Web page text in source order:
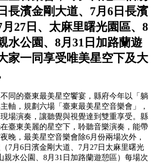
長濱金剛大道、7月6日長濱
27日、太麻里曙光園區、8
水公園、8月31日加路蘭遊
家一同享受唯美星空下及大
同的臺東最美星空饗宴，縣府今年以「躺
軸，規劃六場「臺東最美星空音樂會」，
場演奏，讓聽覺與視覺達到雙重享受。縣
臺東美麗的星空下，聆聽音樂演奏，能帶
晚，最美星空音樂會除6月份兩場次外，
7月6日濱金剛大道、7月27日太麻里曙光
親水公園、8月31日加路蘭遊憩區）每場次